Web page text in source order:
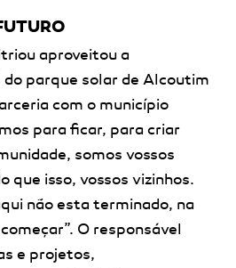
aproveitou a
parque solar de Alcoutim
com o município
para ficar, para criar
somos vossos
que isso, vossos vizinhos.
não esta terminado, na
O responsável
e projetos,